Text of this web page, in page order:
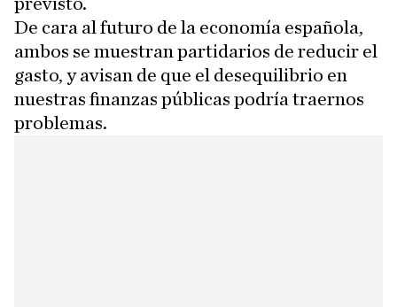
De cara al futuro de la economía española,
ambos se muestran partidarios de reducir el
gasto, y avisan de que el desequilibrio en
nuestras finanzas públicas podría traernos
problemas.